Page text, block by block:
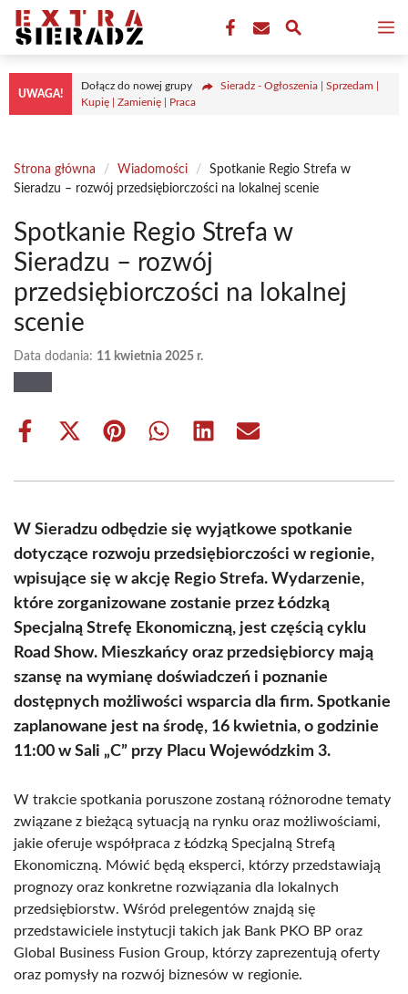
Przejdź
treści
UWAGA!
Dołącz do nowej grupy
Sieradz - Ogłoszenia | Sprzedam |
Kupię | Zamienię | Praca
Strona główna / Wiadomości /
Spotkanie Regio Strefa w
Sieradzu – rozwój przedsiębiorczości na lokalnej scenie
Spotkanie Regio Strefa w
Sieradzu – rozwój
przedsiębiorczości na lokalnej
scenie
Data dodania: 11 kwietnia 2025 r.
Share
Share
(Twitter)
Share Share Share Share
W Sieradzu odbędzie się wyjątkowe spotkanie
dotyczące rozwoju przedsiębiorczości w regionie,
wpisujące się w akcję Regio Strefa. Wydarzenie,
które zorganizowane zostanie przez Łódzką
Specjalną Strefę Ekonomiczną, jest częścią cyklu
Road Show. Mieszkańcy oraz przedsiębiorcy mają
szansę na wymianę doświadczeń i poznanie
dostępnych możliwości wsparcia dla firm. Spotkanie
zaplanowane jest na środę, 16 kwietnia, o godzinie
11:00 w Sali „C” przy Placu Wojewódzkim 3.
W trakcie spotkania poruszone zostaną różnorodne tematy
związane z bieżącą sytuacją na rynku oraz możliwościami,
jakie oferuje współpraca z Łódzką Specjalną Strefą
Ekonomiczną. Mówić będą eksperci, którzy przedstawiają
prognozy oraz konkretne rozwiązania dla lokalnych
przedsiębiorstw. Wśród prelegentów znajdą się
przedstawiciele instytucji takich jak Bank PKO BP oraz
Global Business Fusion Group, którzy zaprezentują oferty
oraz pomysły na rozwój biznesów w regionie.